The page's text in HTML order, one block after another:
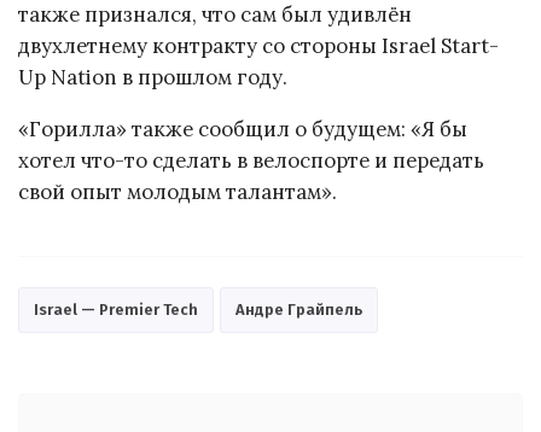
также признался, что сам был удивлён
двухлетнему контракту со стороны Israel Start-
Up Nation в прошлом году.
«Горилла» также сообщил о будущем: «Я бы
хотел что-то сделать в велоспорте и передать
свой опыт молодым талантам».
Israel — Premier Tech Андре Грайпель